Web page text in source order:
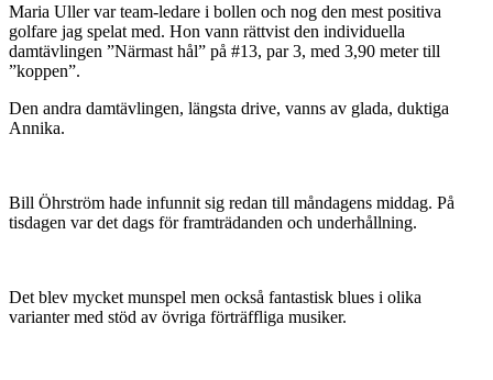
Maria Uller var team-ledare i bollen och nog den mest positiva
golfare jag spelat med. Hon vann rättvist den individuella
damtävlingen ”Närmast hål” på #13, par 3, med 3,90 meter till
”koppen”.
Den andra damtävlingen, längsta drive, vanns av glada, duktiga
Annika.
Bill Öhrström hade infunnit sig redan till måndagens middag. På
tisdagen var det dags för framträdanden och underhållning.
Det blev mycket munspel men också fantastisk blues i olika
varianter med stöd av övriga förträffliga musiker.